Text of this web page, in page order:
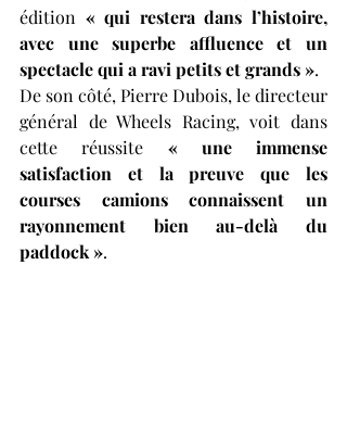
édition « qui restera dans l’histoire,
avec une superbe affluence et un
spectacle qui a ravi petits et grands ».
De son côté, Pierre Dubois, le directeur
général de Wheels Racing, voit dans
cette réussite « une immense
satisfaction et la preuve que les
courses camions connaissent un
rayonnement bien au-delà du
paddock ».